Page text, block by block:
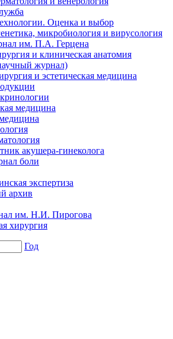
Оценка и выбор
микробиология и вирусология
им. П.А. Герцена
и клиническая анатомия
журнал)
и эстетическая медицина
медицина
акушера-гинеколога
боли
экспертиза
архив
им. Н.И. Пирогова
хирургия
Год